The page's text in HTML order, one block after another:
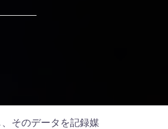
そのデータを記録媒